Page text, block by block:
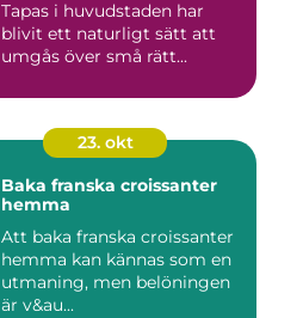
Tapas i huvudstaden har
blivit ett naturligt sätt att
umgås över små rätt...
23. okt
Baka franska croissanter
hemma
Att baka franska croissanter
hemma kan kännas som en
utmaning, men belöningen
är v&au...